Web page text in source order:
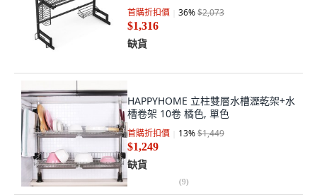
首購折扣價 36%$2,073
$1,316
缺貨
HAPPYHOME 立柱雙層水槽瀝乾架+水
槽卷架 10卷 橘色, 單色
首購折扣價 13%$1,449
$1,249
缺貨
(9)